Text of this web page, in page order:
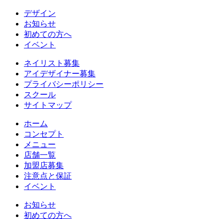
デザイン
お知らせ
初めての方へ
イベント
ネイリスト募集
アイデザイナー募集
プライバシーポリシー
スクール
サイトマップ
ホーム
コンセプト
メニュー
店舗一覧
加盟店募集
注意点と保証
イベント
お知らせ
初めての方へ